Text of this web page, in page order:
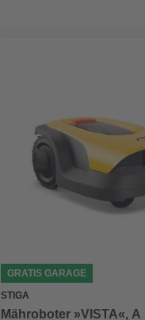
GRATIS GARAGE
STIGA
Mähroboter »VISTA«, A